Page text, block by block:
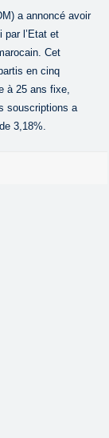
a annoncé avoir
par l’Etat et
Cet
en cinq
à 25 ans fixe,
souscriptions a
3,18%.